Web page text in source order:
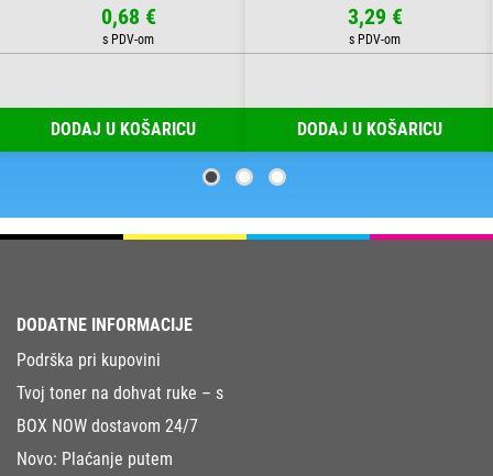
0,68 €
DODAJ U KOŠARICU
3,29 €
DODAJ U KOŠARICU
DODATNE INFORMACIJE
Podrška pri kupovini
Tvoj toner na dohvat ruke – s
BOX NOW dostavom 24/7
Novo: Plaćanje putem